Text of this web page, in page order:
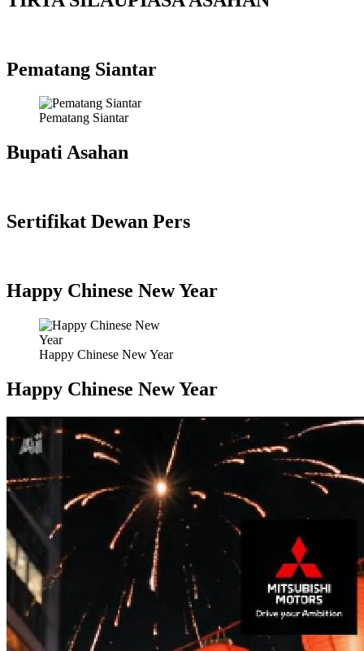
Pematang Siantar
Pematang Siantar
Bupati Asahan
Sertifikat Dewan Pers
Happy Chinese New Year
Happy Chinese New Year
Happy Chinese New Year